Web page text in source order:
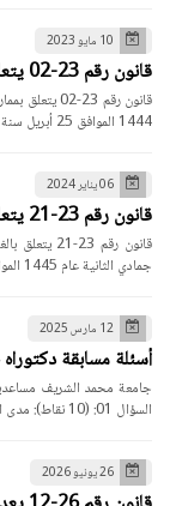
10 مايو 2023
قانون رقم 23-02 يتعلق بممارسة الحق النقابي PDF
1444 الموافق 25 أبريل سنة 2023، يتعلق…
06 يناير 2024
قانون رقم 23-21 يتعلق بالغابات والثروات الغابية PDF
جمادي الثانية عام 1445 الموافق 23 ديسم…
12 مارس 2025
أسئلة مسابقة دكتوراه حقوق
جامعة محمد الشريف
السؤال 01: (10 نقاط): مدى انطب…
26 يونيو 2026